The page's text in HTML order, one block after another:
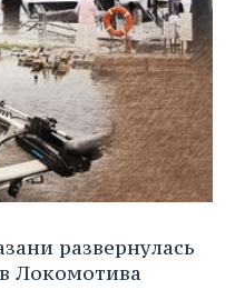
развернулась
Локомотива